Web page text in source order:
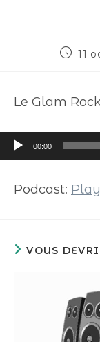
11
Le Glam
Lecteur
audio
00:00
Podcast:
VOUS